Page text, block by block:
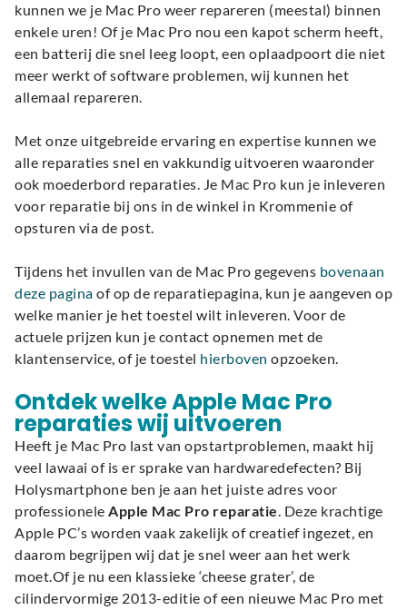
kunnen we je Mac Pro weer repareren (meestal) binnen
enkele uren! Of je Mac Pro nou een kapot scherm heeft,
een batterij die snel leeg loopt, een oplaadpoort die niet
meer werkt of software problemen, wij kunnen het
allemaal repareren.
Met onze uitgebreide ervaring en expertise kunnen we
alle reparaties snel en vakkundig uitvoeren waaronder
ook moederbord reparaties. Je Mac Pro kun je inleveren
voor reparatie bij ons in de winkel in Krommenie of
opsturen via de post.
Tijdens het invullen van de Mac Pro gegevens bovenaan
deze pagina of op de reparatiepagina, kun je aangeven op
welke manier je het toestel wilt inleveren. Voor de
actuele prijzen kun je contact opnemen met de
klantenservice, of je toestel hierboven opzoeken.
Ontdek welke Apple Mac Pro
reparaties wij uitvoeren
Heeft je Mac Pro last van opstartproblemen, maakt hij
veel lawaai of is er sprake van hardwaredefecten? Bij
Holysmartphone ben je aan het juiste adres voor
professionele Apple Mac Pro reparatie. Deze krachtige
Apple PC’s worden vaak zakelijk of creatief ingezet, en
daarom begrijpen wij dat je snel weer aan het werk
moet.Of je nu een klassieke ‘cheese grater’, de
cilindervormige 2013-editie of een nieuwe Mac Pro met